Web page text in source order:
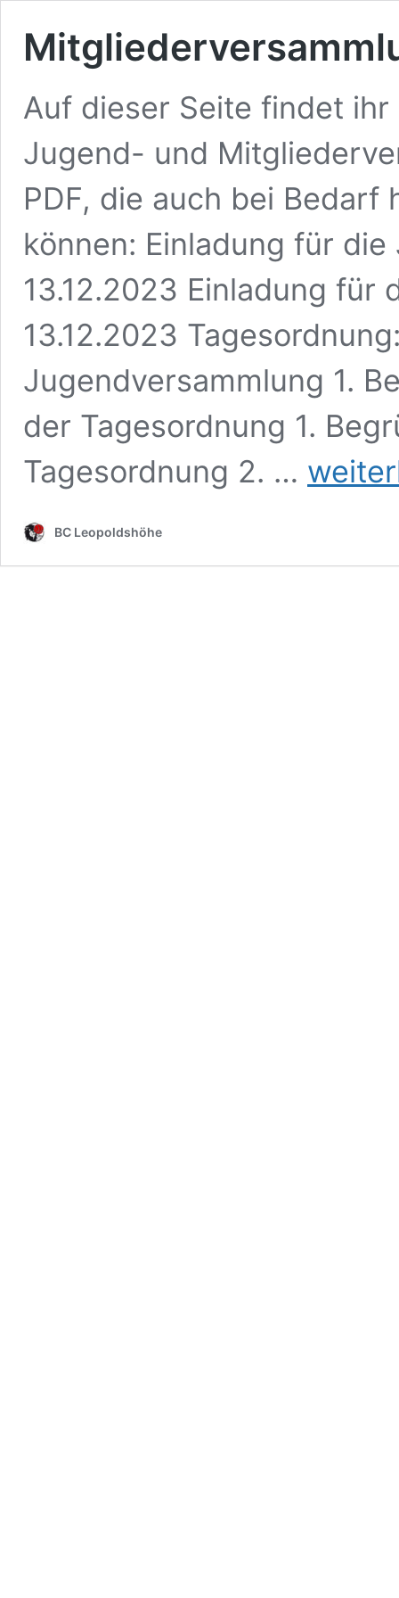
Auf dieser Seite findet
Jugend- und
PDF, die auch bei
können: Einladung für
13.12.2023 Einladung für
13.12.2023
Jugendversammlung 1.
der Tagesordnung 1.
Tagesordnung 2. …
2023
BC Leopoldshöhe